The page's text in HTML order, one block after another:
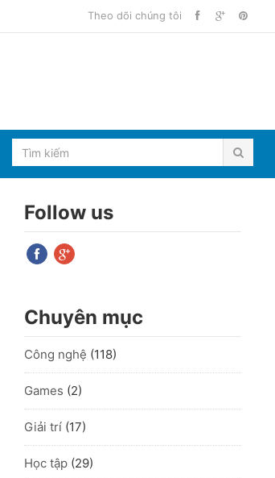
Theo dõi chúng tôi
Follow us
Chuyên mục
Công nghệ (118)
Games (2)
Giải trí (17)
Học tập (29)